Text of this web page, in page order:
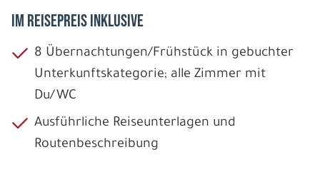
IM REISEPREIS INKLUSIVE
8 Übernachtungen/Frühstück in gebuchter
Unterkunftskategorie; alle Zimmer mit
Du/WC
Ausführliche Reiseunterlagen und
Routenbeschreibung